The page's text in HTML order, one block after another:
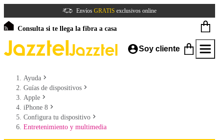
Envíos GRATIS exclusivos online
Consulta si te llega la fibra a casa
Soy cliente
Ayuda
Guías de dispositivos
Apple
iPhone 8
Configura tu dispositivo
Entretenimiento y multimedia